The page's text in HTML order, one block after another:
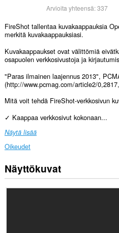
Arvioita yhteensä:337
FireShot tallentaa kuvakaappauksia
merkitä kuvakaappauksiasi.
Kuvakaappaukset ovat välittömiä
osapuolen verkkosivustoja ja
"Paras ilmainen laajennus 2013",
(http://www.pcmag.com/article2/
Mitä voit tehdä FireShot-verkkosivun
✓ Kaappaa verkkosivut kokonaan...
Näytä lisää
Oikeudet
Laajennuksella
on
Näyttökuvat